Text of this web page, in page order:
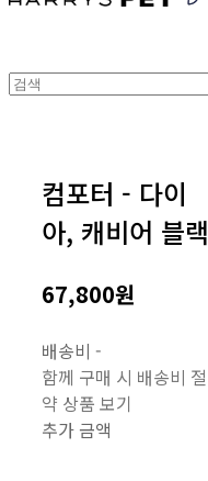
컴포터 - 다이
아, 캐비어 블랙
67,800원
배송비-
함께 구매 시 배송비 절
약 상품 보기
추가 금액